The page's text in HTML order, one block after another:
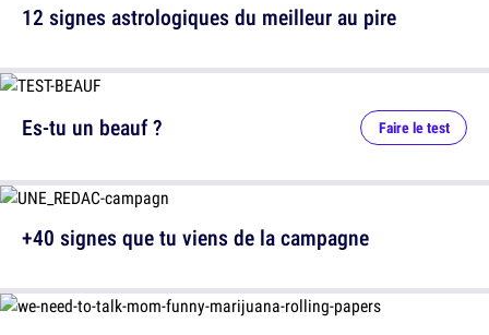
12 signes astrologiques du meilleur au pire
Es-tu un beauf ? Faire le test
+40 signes que tu viens de la campagne